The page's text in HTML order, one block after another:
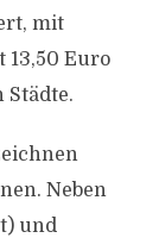
mit
13,50 Euro
Neben
und